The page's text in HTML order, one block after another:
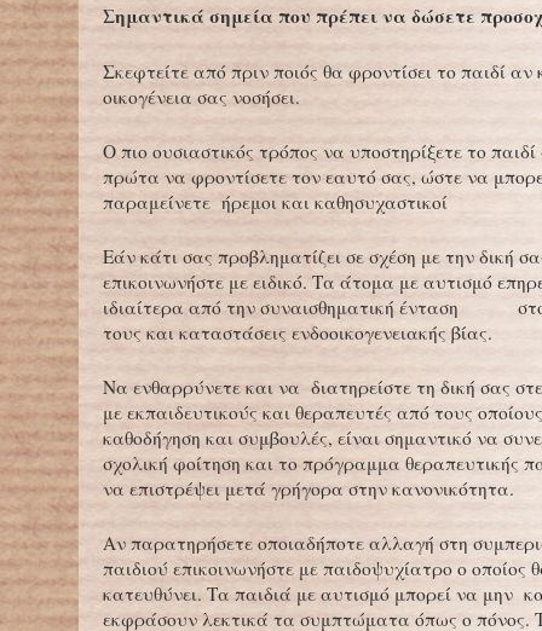
Σημαντικά σημεία που πρέπει να δώσετε
Σκεφτείτε από πριν ποιός θα φροντίσει το παιδί
οικογένεια σας νοσήσει.
Ο πιο ουσιαστικός τρόπος να υποστηρίξετε το παιδί
πρώτα να φροντίσετε τον εαυτό σας, ώστε να
παραμείνετε ήρεμοι και καθησυχαστικοί
Εάν κάτι σας προβληματίζει σε σχέση με την δική
επικοινωνήστε με ειδικό. Τα άτομα με αυτισμό
ιδιαίτερα από την συναισθηματική ένταση
τους και καταστάσεις ενδοοικογενειακής βίας.
Να ενθαρρύνετε και να διατηρείστε τη δική σας
με εκπαιδευτικούς και θεραπευτές από τους
καθοδήγηση και συμβουλές, είναι σημαντικό να
σχολική φοίτηση και το πρόγραμμα θεραπευτικής
να επιστρέψει μετά γρήγορα στην κανονικότητα.
Αν παρατηρήσετε οποιαδήποτε αλλαγή στη
παιδιού επικοινωνήστε με παιδοψυχίατρο ο οποίος
κατευθύνει. Τα παιδιά με αυτισμό μπορεί να μην
εκφράσουν λεκτικά τα συμπτώματα όπως ο πόνος.